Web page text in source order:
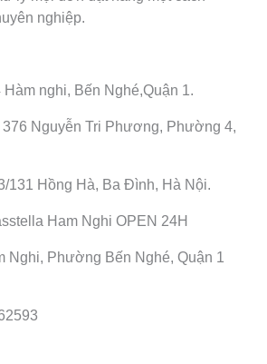
nghiệp.
nghi, Bến Nghé,Quận 1.
Nguyễn Tri Phương, Phường 4,
131 Hồng Hà, Ba Đình, Hà Nội.
Ham Nghi OPEN 24H
Nghi, Phường Bến Nghé, Quận 1